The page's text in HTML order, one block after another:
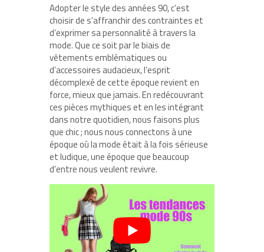
Adopter le style des années 90, c’est
choisir de s’affranchir des contraintes et
d’exprimer sa personnalité à travers la
mode. Que ce soit par le biais de
vêtements emblématiques ou
d’accessoires audacieux, l’esprit
décomplexé de cette époque revient en
force, mieux que jamais. En redécouvrant
ces pièces mythiques et en les intégrant
dans notre quotidien, nous faisons plus
que chic ; nous nous connectons à une
époque où la mode était à la fois sérieuse
et ludique, une époque que beaucoup
d’entre nous veulent revivre.